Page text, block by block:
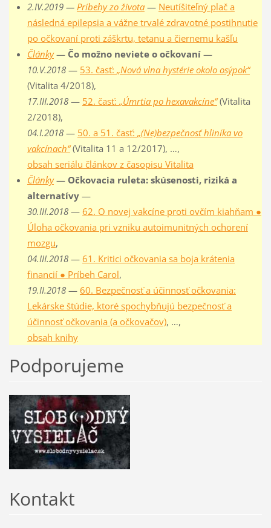
2.IV.2019 — Príbehy zo života— Neutíšiteľný plač a
následná epilepsia a vážne trvalé zdravotné postihnutie
po očkovaní proti záškrtu, tetanu a čiernemu kašľu
Články— Čo možno neviete o očkovaní—
10.V.2018— 53. časť: „Nová vlna hystérie okolo osýpok“
(Vitalita 4/2018),
17.III.2018— 52. časť: „Úmrtia po hexavakcíne“(Vitalita
2/2018),
04.I.2018— 50. a 51. časť: „(Ne)bezpečnosť hliníka vo
vakcínach“(Vitalita 11 a 12/2017), …,
obsah seriálu článkov z časopisu Vitalita
Články— Očkovacia ruleta: skúsenosti, riziká a
alternatívy—
30.III.2018— 62. O novej vakcíne proti ovčím kiahňam ●
Úloha očkovania pri vzniku autoimunitných ochorení
mozgu,
04.III.2018— 61. Kritici očkovania sa boja krátenia
financií ● Príbeh Carol,
19.II.2018— 60. Bezpečnosť a účinnosť očkovania:
Lekárske štúdie, ktoré spochybňujú bezpečnosť a
účinnosť očkovania (a očkovačov), …,
obsah knihy
Podporujeme
Kontakt